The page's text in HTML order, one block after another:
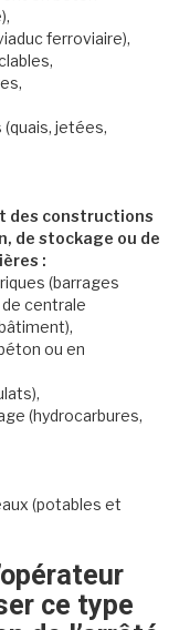
ferroviaire),
jetées,
des constructions
de stockage ou de
:
(barrages
centrale
ou en
(hydrocarbures,
(potables et
ce type